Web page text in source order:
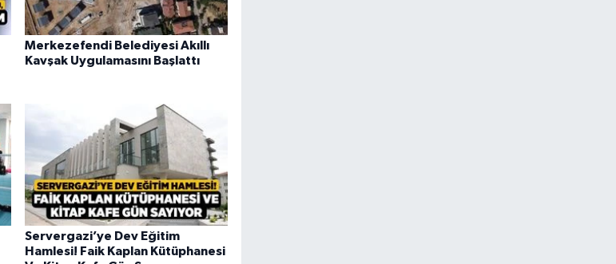
Merkezefendi Belediyesi Akıllı
Kavşak Uygulamasını Başlattı
Servergazi’ye Dev Eğitim
Hamlesi! Faik Kaplan Kütüphanesi